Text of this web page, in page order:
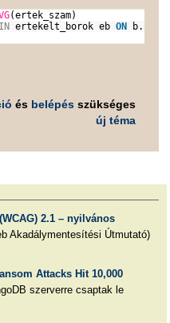
(ertek_szam)
ertekelt_borok ebON
és belépés szükséges
új téma
2.1 – nyilvános
Akadálymentesítési Útmutató)
Attacks Hit 10,000
szerverre csaptak le